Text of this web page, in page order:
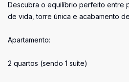
Descubra o equilíbrio perfeito entre
de vida, torre única e acabamento
Apartamento:
2 quartos (sendo 1 suíte)